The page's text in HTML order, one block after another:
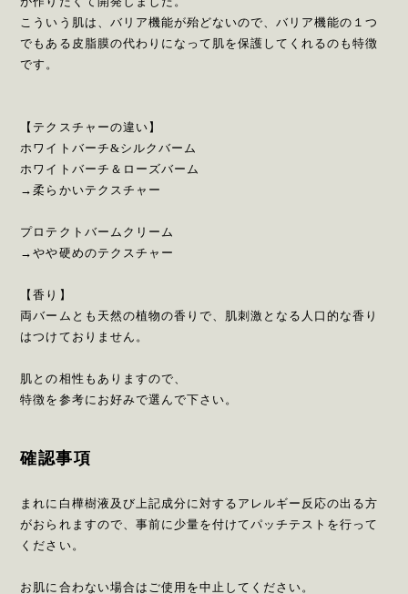
こういう肌は、バリア機能が殆どないので、バリア機能の１つ
でもある皮脂膜の代わりになって肌を保護してくれるのも特徴
です。
【テクスチャーの違い】
ホワイトバーチ&シルクバーム
ホワイトバーチ＆ローズバーム
→柔らかいテクスチャー
プロテクトバームクリーム
→やや硬めのテクスチャー
【香り】
両バームとも天然の植物の香りで、肌刺激となる人口的な香り
はつけておりません。
肌との相性もありますので、
特徴を参考にお好みで選んで下さい。
確認事項
まれに白樺樹液及び上記成分に対するアレルギー反応の出る方
がおられますので、事前に少量を付けてパッチテストを行って
ください。
お肌に合わない場合はご使用を中止してください。